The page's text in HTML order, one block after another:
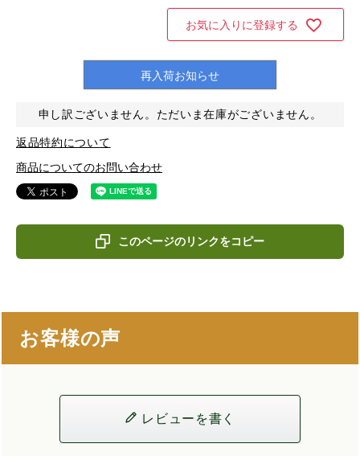
お気に入りに登録する
再入荷お知らせ
申し訳ございません。ただいま在庫がございません。
返品特約について
商品についてのお問い合わせ
このページのリンクをコピー
お客様の声
レビューを書く